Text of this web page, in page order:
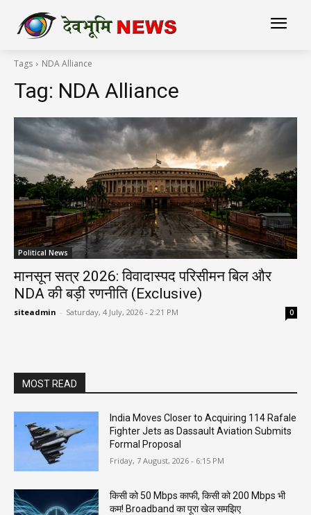
Tags NDA Alliance
Tag: NDA Alliance
Political News
मानसून सत्र 2026: विवादास्पद परिसीमन बिल और
NDA की बड़ी रणनीति (Exclusive)
siteadmin - Saturday, 4 July, 2026 - 2:21 PM 0
MOST READ
India Moves Closer to Acquiring 114 Rafale
Fighter Jets as Dassault Aviation Submits
Formal Proposal
Friday, 7 August, 2026 - 6:15 PM
किसी को 50 Mbps काफी, किसी को 200 Mbps भी
कम! Broadband का पूरा खेल समझिए